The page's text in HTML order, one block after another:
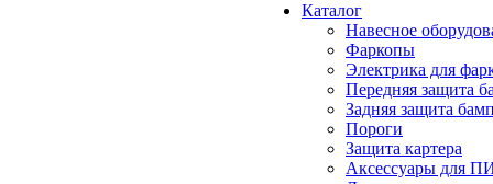
Каталог
Навесное
Фаркопы
Электрика для
Передняя защита
Задняя защита
Пороги
Защита картера
Аксессуары для